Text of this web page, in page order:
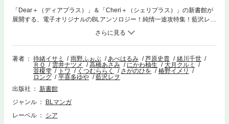
「Dear＋（ディアプラス）」＆「Cheri＋（シェリプラス）」の新書館が
展開する、電子オリジナルのBLアンソロジー！純情一途攻特集！藍沢レヲ
「恋愛証明」超ドヘタレの山田に十年分の想いを告白され、付き合うこと
になった志賀野。なのに山田に女の影が！自分とはキスより先に進まない
山田に志賀野は！？並榎雫「ずっときっと」尋とやっと再会を果たした柚
希は、彼に優しく拒絶され、改めて自分が犯した罪の重さを知る。尋に会
うことだけを願っていた柚希はなす術もなく……。あべはるみ「君に遠回
り」親友だと思っていた千歳に避けられている五月。その理由を問いただ
＆デッサン集」×シアの合同企画スタート！「セレブ篇（監修：北上れ
ん）」をプチ特集！！
著者 待緒イサミ 雨野ふぉぶ あべはるみ 芦原史貴
緒川千世
ＲＯ
雲井ナツメ 高橋あさみ にかわ柚生
大月クルミ
並榎雫
トワ くつむららく さがのひを
椿野イメリ
ロング
平喜多ゆや
藍沢レヲ
出版社
新書館
ジャンル
BLマンガ
レーベル
シア